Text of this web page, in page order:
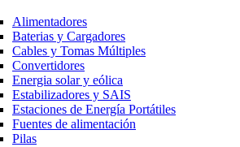
Alimentadores
Baterias y Cargadores
Cables y Tomas Múltiples
Convertidores
Energia solar y eólica
Estabilizadores y SAIS
Estaciones de Energía Portátiles
Fuentes de alimentación
Pilas